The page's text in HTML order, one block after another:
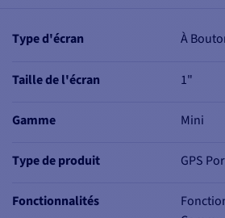
Type d'écran À
Taille de l'écran 1"
Gamme Mini
Type de produit GPS
Fonctionnalités